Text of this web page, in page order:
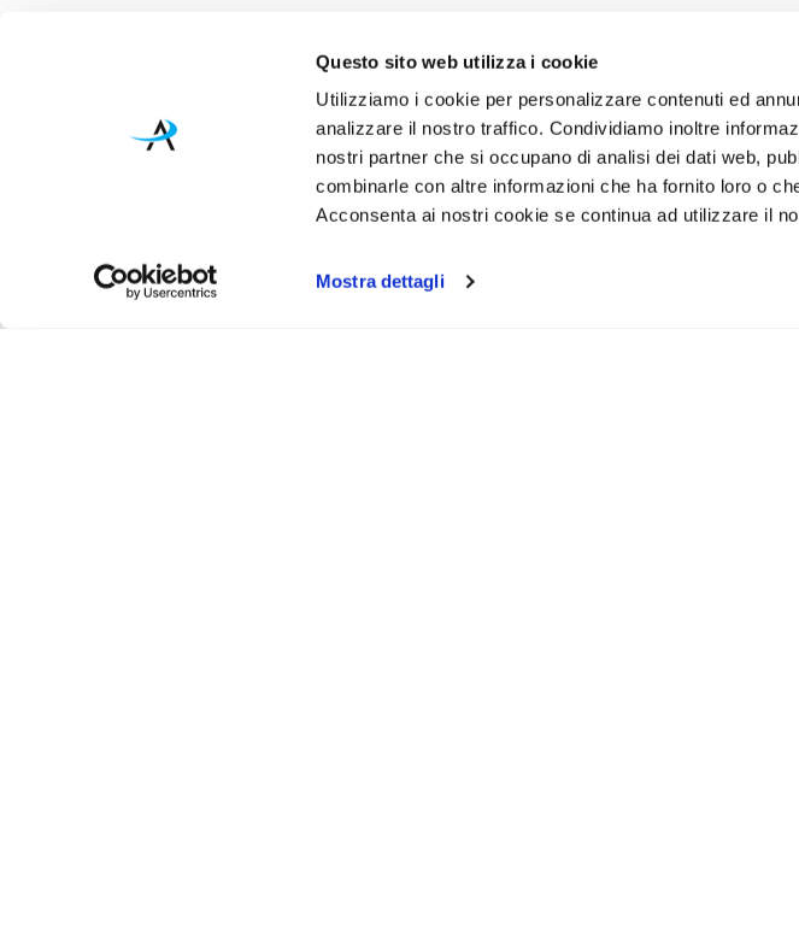
Questo sito web utilizza i cookie
Utilizziamo i cookie per personalizzare contenuti ed
analizzare il nostro traffico. Condividiamo inoltre
nostri partner che si occupano di analisi dei dati web,
combinarle con altre informazioni che ha fornito loro o
Acconsenta ai nostri cookie se continua ad utilizzare il
Mostra dettagli